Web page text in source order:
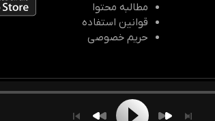
مطالبه محتوا
قوانین استفاده
حریم خصوصی